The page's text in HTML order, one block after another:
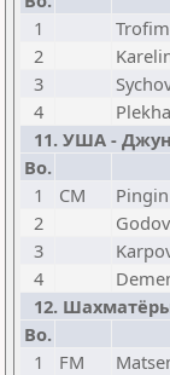
1
2
3
4
11. УША -
Bo.
1
CM
2
3
4
12.
Bo.
1
FM